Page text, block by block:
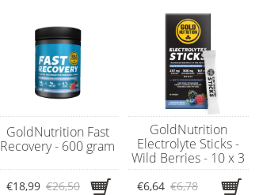
GoldNutrition Fast
Recovery - 600 gram
€18,99 €26,50
GoldNutrition
Electrolyte Sticks -
Wild Berries - 10 x 3
gram
€6,64 €6,78